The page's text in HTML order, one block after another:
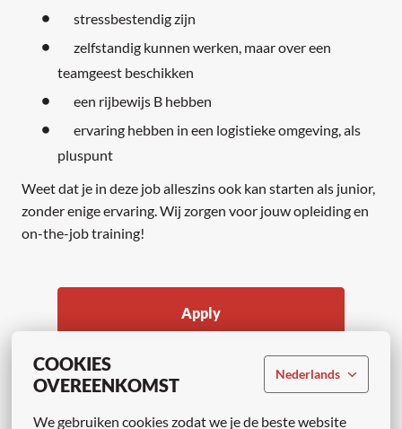
COOKIES
OVEREENKOMST
Nederlands
We gebruiken cookies zodat we je de beste website
stressbestendig zijn
zelfstandig kunnen werken, maar over een
teamgeest beschikken
een rijbewijs B hebben
ervaring hebben in een logistieke omgeving, als
pluspunt
Weet dat je in deze job alleszins ook kan starten als junior,
zonder enige ervaring. Wij zorgen voor jouw opleiding en
on-the-job training!
Apply